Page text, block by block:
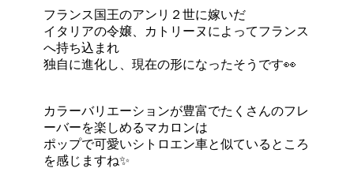
フランス国王のアンリ２世に嫁いだ
イタリアの令嬢、カトリーヌによってフランス
へ持ち込まれ
独自に進化し、現在の形になったそうです👀
カラーバリエーションが豊富でたくさんのフレ
ーバーを楽しめるマカロンは
ポップで可愛いシトロエン車と似ているところ
を感じますね✨